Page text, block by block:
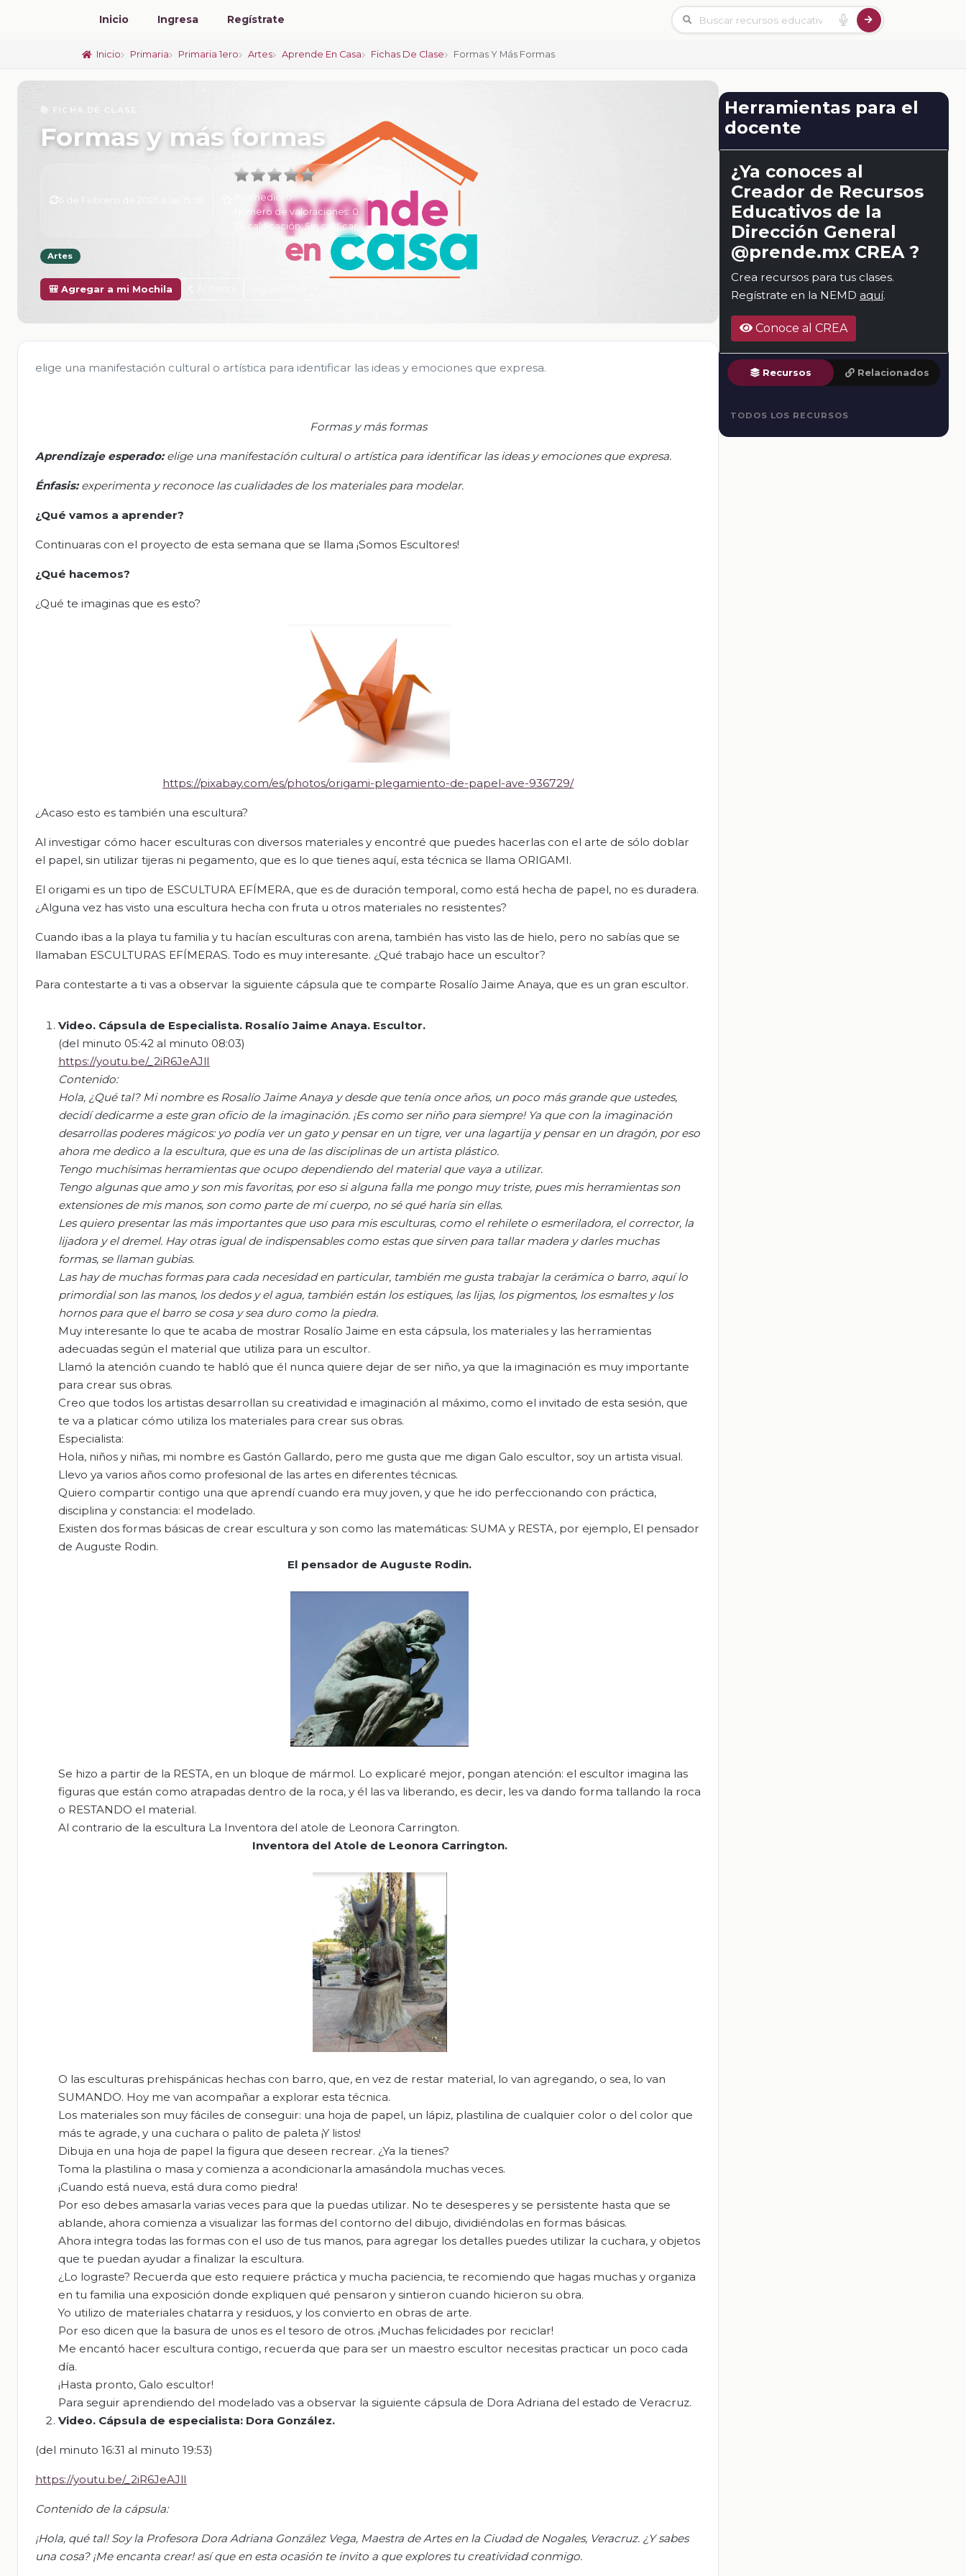
Inicio Ingresa Regístrate
Inicio Primaria Primaria 1ero Artes Aprende En Casa Fichas De Clase Formas Y Más Formas
📚 FICHA DE CLASE
Formas y más formas
Promedio:0
Número de valoraciones: 0
Tu calificación:Sin calificar
Artes
🎒 Agregar a mi Mochila
elige una manifestación cultural o artística para identificar las ideas y emociones que expresa.
Formas y más formas
Aprendizaje esperado:elige una manifestación cultural o artística para identificar las ideas y emociones que expresa.
Énfasis:experimenta y reconoce las cualidades de los materiales para modelar.
¿Qué vamos a aprender?
Continuaras con el proyecto de esta semana que se llama ¡Somos Escultores!
¿Qué hacemos?
¿Qué te imaginas que es esto?
https://pixabay.com/es/photos/origami-plegamiento-de-papel-ave-936729/
¿Acaso esto es también una escultura?
Al investigar cómo hacer esculturas con diversos materiales y encontré que puedes hacerlas con el arte de sólo doblar
el papel, sin utilizar tijeras ni pegamento, que es lo que tienes aquí, esta técnica se llama ORIGAMI.
El origami es un tipo de ESCULTURA EFÍMERA, que es de duración temporal, como está hecha de papel, no es duradera.
¿Alguna vez has visto una escultura hecha con fruta u otros materiales no resistentes?
Cuando ibas a la playa tu familia y tu hacían esculturas con arena, también has visto las de hielo, pero no sabías que se
llamaban ESCULTURAS EFÍMERAS. Todo es muy interesante. ¿Qué trabajo hace un escultor?
Para contestarte a ti vas a observar la siguiente cápsula que te comparte Rosalío Jaime Anaya, que es un gran escultor.
Video. Cápsula de Especialista. Rosalío Jaime Anaya. Escultor.
(del minuto 05:42 al minuto 08:03)
https://youtu.be/_2iR6JeAJlI
Contenido:
Hola, ¿Qué tal? Mi nombre es Rosalío Jaime Anaya y desde que tenía once años, un poco más grande que ustedes,
decidí dedicarme a este gran oficio de la imaginación. ¡Es como ser niño para siempre! Ya que con la imaginación
desarrollas poderes mágicos: yo podía ver un gato y pensar en un tigre, ver una lagartija y pensar en un dragón, por eso
ahora me dedico a la escultura, que es una de las disciplinas de un artista plástico.
Tengo muchísimas herramientas que ocupo dependiendo del material que vaya a utilizar.
Tengo algunas que amo y son mis favoritas, por eso si alguna falla me pongo muy triste, pues mis herramientas son
extensiones de mis manos, son como parte de mí cuerpo, no sé qué haría sin ellas.
Les quiero presentar las más importantes que uso para mis esculturas, como el rehilete o esmeriladora, el corrector, la
lijadora y eldremel. Hay otras igual de indispensables como estas que sirven para tallar madera y darles muchas
formas, se llaman gubias.
Las hay de muchas formas para cada necesidad en particular, también me gusta trabajar la cerámica o barro, aquí lo
primordial son las manos, los dedos y el agua, también están los estiques, las lijas, los pigmentos, los esmaltes y los
hornos para que el barro se cosa y sea duro como la piedra.
Muy interesante lo que te acaba de mostrar Rosalío Jaime en esta cápsula, los materiales y las herramientas
adecuadas según el material que utiliza para un escultor.
Llamó la atención cuando te habló que él nunca quiere dejar de ser niño, ya que la imaginación es muy importante
para crear sus obras.
Creo que todos los artistas desarrollan su creatividad e imaginación al máximo, como el invitado de esta sesión, que
te va a platicar cómo utiliza los materiales para crear sus obras.
Especialista:
Hola, niños y niñas, mi nombre es Gastón Gallardo, pero me gusta que me digan Galo escultor, soy un artista visual.
Llevo ya varios años como profesional de las artes en diferentes técnicas.
Quiero compartir contigo una que aprendí cuando era muy joven, y que he ido perfeccionando con práctica,
disciplina y constancia: el modelado.
Existen dos formas básicas de crear escultura y son como las matemáticas: SUMA y RESTA, por ejemplo, El pensador
de Auguste Rodin.
El pensador de Auguste Rodin.
Se hizo a partir de la RESTA, en un bloque de mármol. Lo explicaré mejor, pongan atención: el escultor imagina las
figuras que están como atrapadas dentro de la roca, y él las va liberando, es decir, les va dando forma tallando la roca
o RESTANDO el material.
Al contrario de la escultura La Inventora del atole de Leonora Carrington.
Inventora del Atole de Leonora Carrington.
O las esculturas prehispánicas hechas con barro, que, en vez de restar material, lo van agregando, o sea, lo van
SUMANDO. Hoy me van acompañar a explorar esta técnica.
Los materiales son muy fáciles de conseguir: una hoja de papel, un lápiz, plastilina de cualquier color o del color que
más te agrade, y una cuchara o palito de paleta ¡Y listos!
Dibuja en una hoja de papel la figura que deseen recrear. ¿Ya la tienes?
Toma la plastilina o masa y comienza a acondicionarla amasándola muchas veces.
¡Cuando está nueva, está dura como piedra!
Por eso debes amasarla varias veces para que la puedas utilizar. No te desesperes y se persistente hasta que se
ablande, ahora comienza a visualizar las formas del contorno del dibujo, dividiéndolas en formas básicas.
Ahora integra todas las formas con el uso de tus manos, para agregar los detalles puedes utilizar la cuchara, y objetos
que te puedan ayudar a finalizar la escultura.
¿Lo lograste? Recuerda que esto requiere práctica y mucha paciencia, te recomiendo que hagas muchas y organiza
en tu familia una exposición donde expliquen qué pensaron y sintieron cuando hicieron su obra.
Yo utilizo de materiales chatarra y residuos, y los convierto en obras de arte.
Por eso dicen que la basura de unos es el tesoro de otros. ¡Muchas felicidades por reciclar!
Me encantó hacer escultura contigo, recuerda que para ser un maestro escultor necesitas practicar un poco cada
día.
¡Hasta pronto, Galo escultor!
Para seguir aprendiendo del modelado vas a observar la siguiente cápsula de Dora Adriana del estado de Veracruz.
Video. Cápsula de especialista: Dora González.
(del minuto 16:31 al minuto 19:53)
https://youtu.be/_2iR6JeAJlI
Contenido de la cápsula:
¡Hola, qué tal! Soy la Profesora Dora Adriana González Vega, Maestra de Artes en la Ciudad de Nogales, Veracruz. ¿Y sabes
una cosa? ¡Me encanta crear! así que en esta ocasión te invito a que explores tu creatividad conmigo.
Herramientas para el
docente
¿Ya conoces al
Creador de Recursos
Educativos de la
Dirección General
@prende.mx CREA ?
Crea recursos para tus clases.
Regístrate en la NEMD aquí.
Conoce al CREA
Recursos Relacionados
TODOS LOS RECURSOS